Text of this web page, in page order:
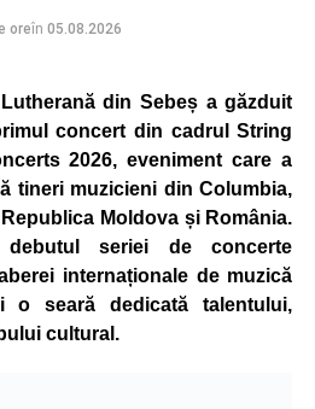
oreîn 05.08.2026
din Sebeș a găzduit
concert din cadrul String
2026, eveniment care a
tineri muzicieni din Columbia,
Moldova și România.
seriei de concerte
internaționale de muzică
seară dedicată talentului,
cultural.